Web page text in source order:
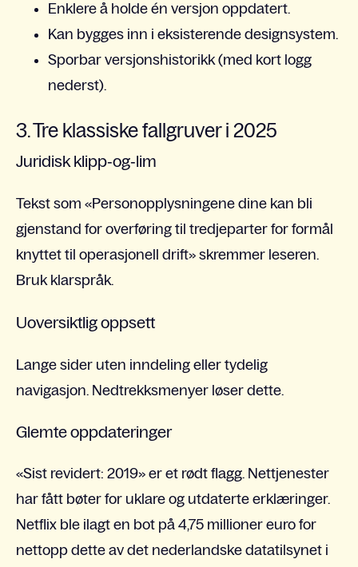
Enklere å holde én versjon oppdatert.
Kan bygges inn i eksisterende designsystem.
Sporbar versjonshistorikk (med kort logg
nederst).
3. Tre klassiske fallgruver i 2025
Juridisk klipp‑og‑lim
Tekst som «Personopplysningene dine kan bli
gjenstand for overføring til tredjeparter for formål
knyttet til operasjonell drift» skremmer leseren.
Bruk klarspråk.
Uoversiktlig oppsett
Lange sider uten inndeling eller tydelig
navigasjon. Nedtrekksmenyer løser dette.
Glemte oppdateringer
«Sist revidert: 2019» er et rødt flagg. Nettjenester
har fått bøter for uklare og utdaterte erklæringer.
Netflix ble ilagt en bot på 4,75 millioner euro for
nettopp dette av det nederlandske datatilsynet i